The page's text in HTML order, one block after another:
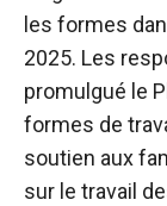
les formes
2025. Les
promulgué le
formes de
soutien aux
sur le travail